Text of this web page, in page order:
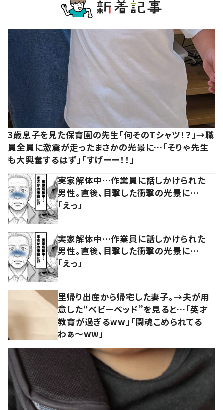
3歳息子を見た保育園の先生「何そのTシャツ！？」→職
員全員に激震が走ったまさかの光景に…「そりゃ先生
も大興奮するはず」「すげーー！！」
実家解体中…作業員に話しかけられた
男性。直後、目撃した衝撃の光景に…
「えっ」
実家解体中…作業員に話しかけられた
男性。直後、目撃した衝撃の光景に…
「えっ」
里帰り出産から帰宅した妻子。→夫が用
意した“ベビーベッド”を見ると…「英才
教育が過ぎるww」「闘魂こめられてる
わぁ～ww」